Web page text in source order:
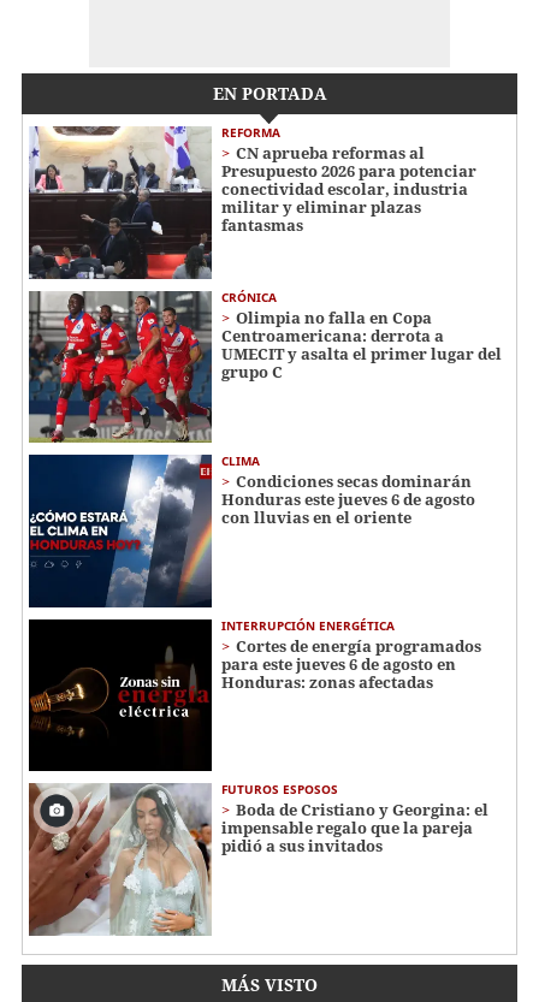
EN PORTADA
REFORMA
CN aprueba reformas al
Presupuesto 2026 para potenciar
conectividad escolar, industria
militar y eliminar plazas
fantasmas
CRÓNICA
Olimpia no falla en Copa
Centroamericana: derrota a
UMECIT y asalta el primer lugar del
grupo C
CLIMA
Condiciones secas dominarán
Honduras este jueves 6 de agosto
con lluvias en el oriente
INTERRUPCIÓN ENERGÉTICA
Cortes de energía programados
para este jueves 6 de agosto en
Honduras: zonas afectadas
FUTUROS ESPOSOS
Boda de Cristiano y Georgina: el
impensable regalo que la pareja
pidió a sus invitados
MÁS VISTO